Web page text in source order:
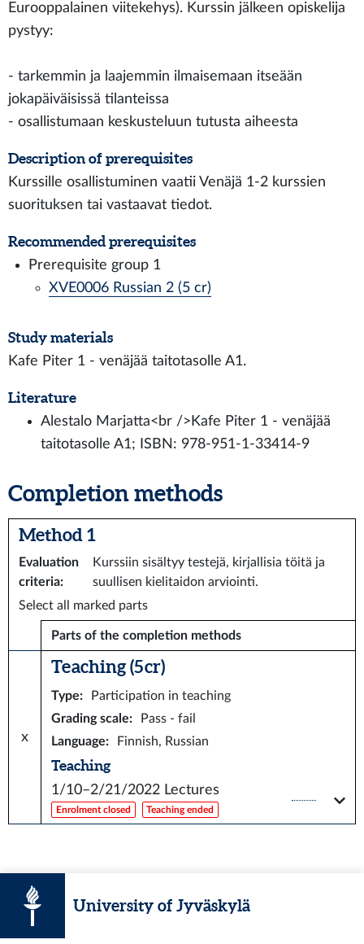
Eurooppalainen viitekehys). Kurssin jälkeen opiskelija
pystyy:
- tarkemmin ja laajemmin ilmaisemaan itseään
jokapäiväisissä tilanteissa
- osallistumaan keskusteluun tutusta aiheesta
Description of prerequisites
Kurssille osallistuminen vaatii Venäjä 1-2 kurssien
suorituksen tai vastaavat tiedot.
Recommended prerequisites
Prerequisite group 1
XVE0006 Russian 2 (5 cr)
Study materials
Kafe Piter 1 - venäjää taitotasolle A1.
Literature
Alestalo Marjatta<br />Kafe Piter 1 - venäjää
taitotasolle A1; ISBN: 978-951-1-33414-9
Completion methods
Method 1
Evaluation
criteria:
Kurssiin sisältyy testejä, kirjallisia töitä ja
suullisen kielitaidon arviointi.
Select all marked parts
Parts of the completion methods
x
Teaching (5 cr)
Type:
Participation in teaching
Grading scale:
Pass - fail
Language: Finnish, Russian
Teaching
1/10–2/21/2022 Lectures
Enrolment closed Teaching ended
University of Jyväskylä